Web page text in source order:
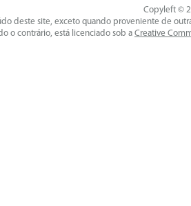
Copyleft ©
deste site, exceto quando proveniente de
o contrário, está licenciado sob a Creative